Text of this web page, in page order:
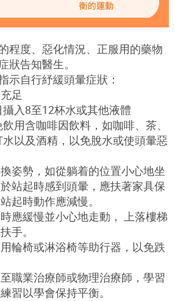
程度、惡化情況、正服用的藥物
狀告知醫生。
示自行紓緩頭暈症狀：
足
攝入8至12杯水或其他液體
用含咖啡因飲料，如咖啡、茶、
水以及酒精，以免脫水或使頭暈惡
姿勢，如從躺着的位置小心地坐
站起時感到頭暈，應扶著家具保
起時動作應減慢。
應緩慢並小心地走動， 上落樓梯
手。
輪椅或淋浴椅等助行器，以免跌
職業治療師或物理治療師，學習
習以學會保持平衡。